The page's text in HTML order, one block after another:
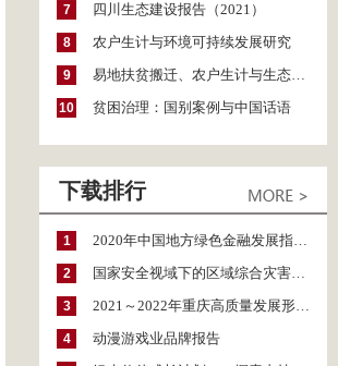
7 四川生态建设报告（2021）
8 农户生计与环境可持续发展研究
9 易地扶贫搬迁、农户生计与生态环境可持续发展
10 贫困治理：国别案例与中国话语
下载排行
1 2020年中国地方绿色金融发展指数报告
2 国家安全视域下的区域综合灾害风险防范与风险融资战略思考
3 2021～2022年重庆高质量发展形势分析与预测
4 动漫游戏业品牌报告